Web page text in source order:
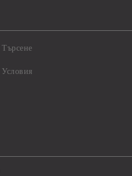
Търсене
Условия